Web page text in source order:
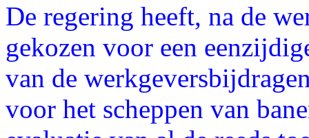
De regering heeft, na de
gekozen voor een
van de
voor het scheppen van